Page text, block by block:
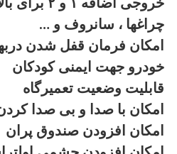
چراغها ، سانروف و …
امکان فرمان قفل شدن
خودرو جهت ایمنی کودکان
قابلیت وضعیت تعمیرگاه
امکان با صدا و بی صدا
امکان افزودن صندوق پران